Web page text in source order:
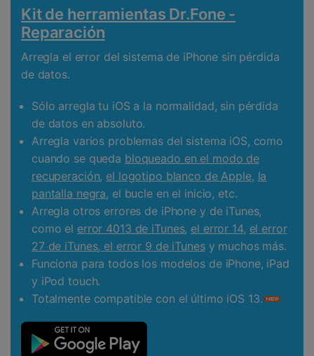
Kit de herramientas Dr.Fone -
Reparación
Arregla el error del sistema de iPhone sin pérdida
de datos.
Sólo arregla tu iOS a la normalidad, sin pérdida
de datos en absoluto.
Arregla varios problemas del sistema iOS, como
cuando se queda bloqueado en el modo de
recuperación, el logotipo blanco de Apple, la
pantalla negra, el bucle en el inicio, etc.
Arregla otros errores de iPhone y de iTunes,
como el error 4013 de iTunes, el error 14, el error
27 de iTunes, el error 9 de iTunesy muchos más.
Funciona para todos los modelos de iPhone, iPad
y iPod touch.
Totalmente compatible con el último iOS 13.